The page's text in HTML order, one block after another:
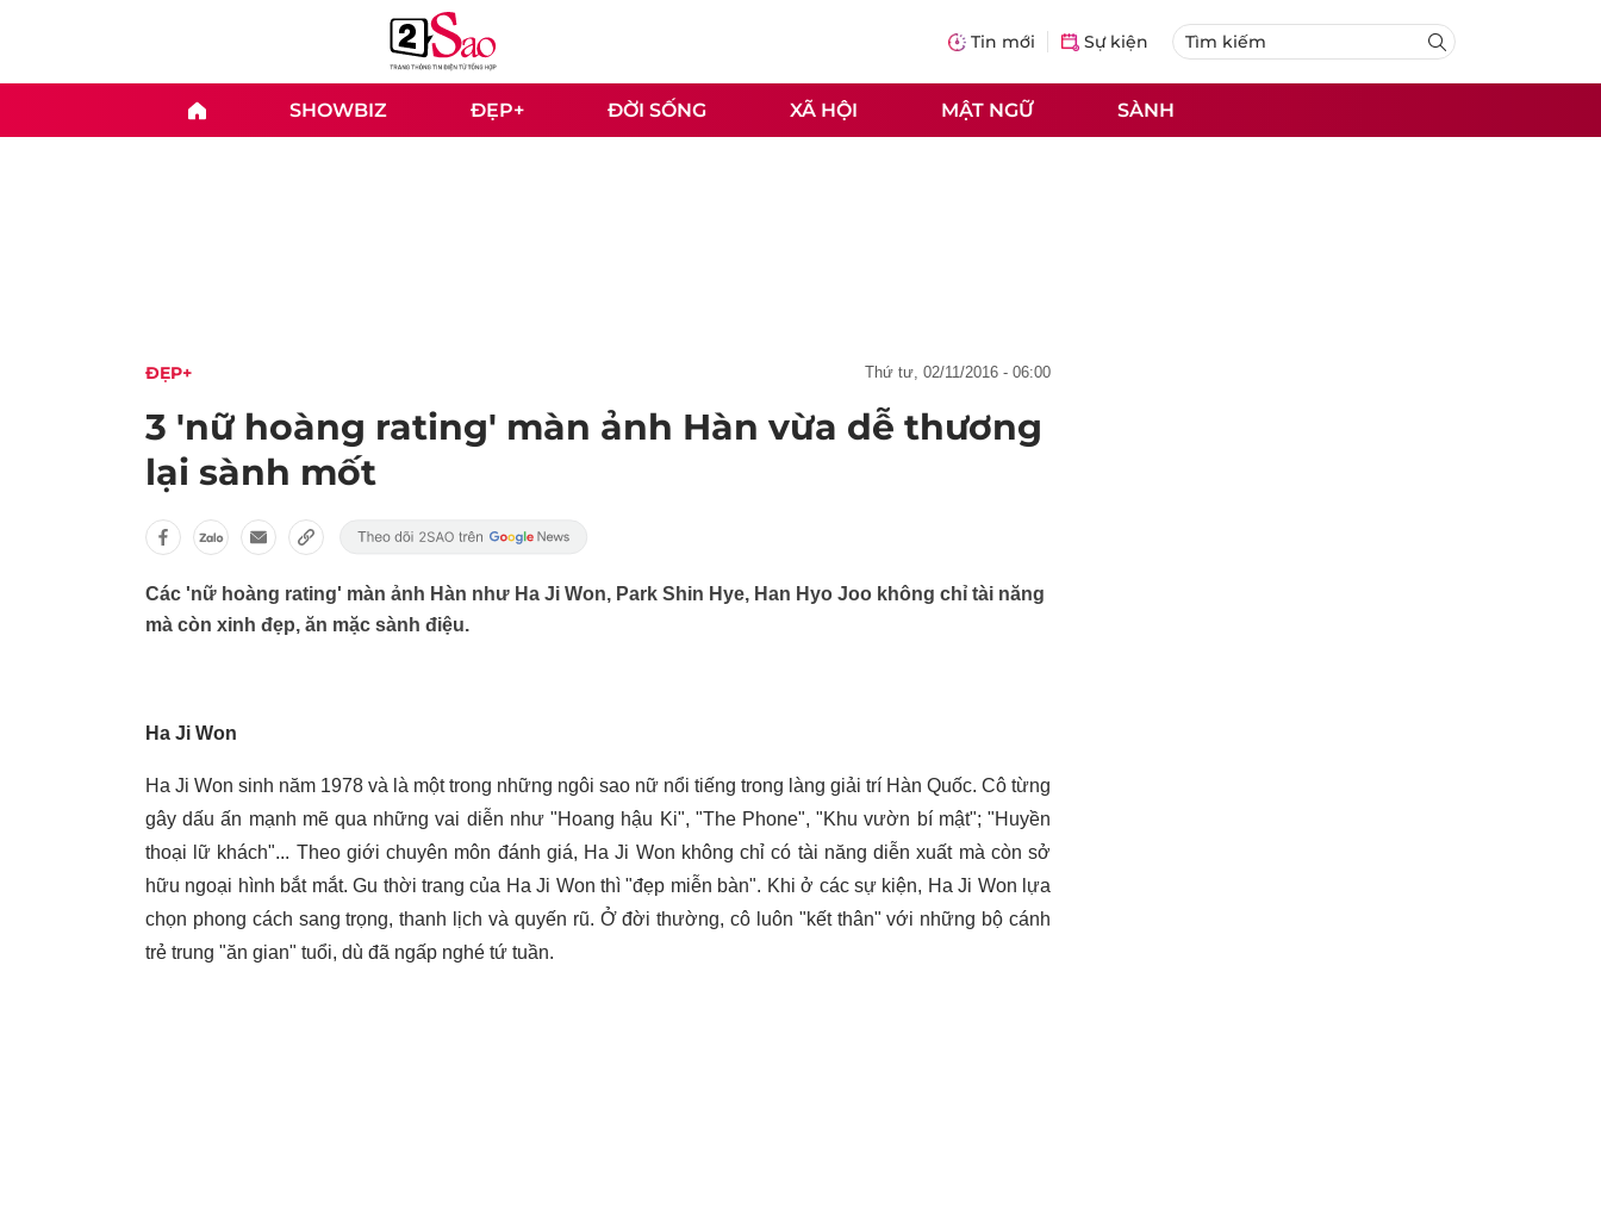
Tin mới Sự kiện
SHOWBIZ ĐẸP+ ĐỜI SỐNG XÃ HỘI MẬT NGỮ SÀNH
ĐẸP+ thứ tư, 02/11/2016 - 06:00
3 'nữ hoàng rating' màn ảnh Hàn vừa dễ thương
lại sành mốt
Các 'nữ hoàng rating' màn ảnh Hàn như Ha Ji Won, Park Shin Hye, Han Hyo Joo không chỉ tài năng
mà còn xinh đẹp, ăn mặc sành điệu.
Ha Ji Won
Ha Ji Won sinh năm 1978 và là một trong những ngôi sao nữ nổi tiếng trong làng giải trí Hàn Quốc. Cô từng
gây dấu ấn mạnh mẽ qua những vai diễn như "Hoang hậu Ki", "The Phone", "Khu vườn bí mật"; "Huyền
thoại lữ khách"... Theo giới chuyên môn đánh giá, Ha Ji Won không chỉ có tài năng diễn xuất mà còn sở
hữu ngoại hình bắt mắt. Gu thời trang của Ha Ji Won thì "đẹp miễn bàn". Khi ở các sự kiện, Ha Ji Won lựa
chọn phong cách sang trọng, thanh lịch và quyến rũ. Ở đời thường, cô luôn "kết thân" với những bộ cánh
trẻ trung "ăn gian" tuổi, dù đã ngấp nghé tứ tuần.